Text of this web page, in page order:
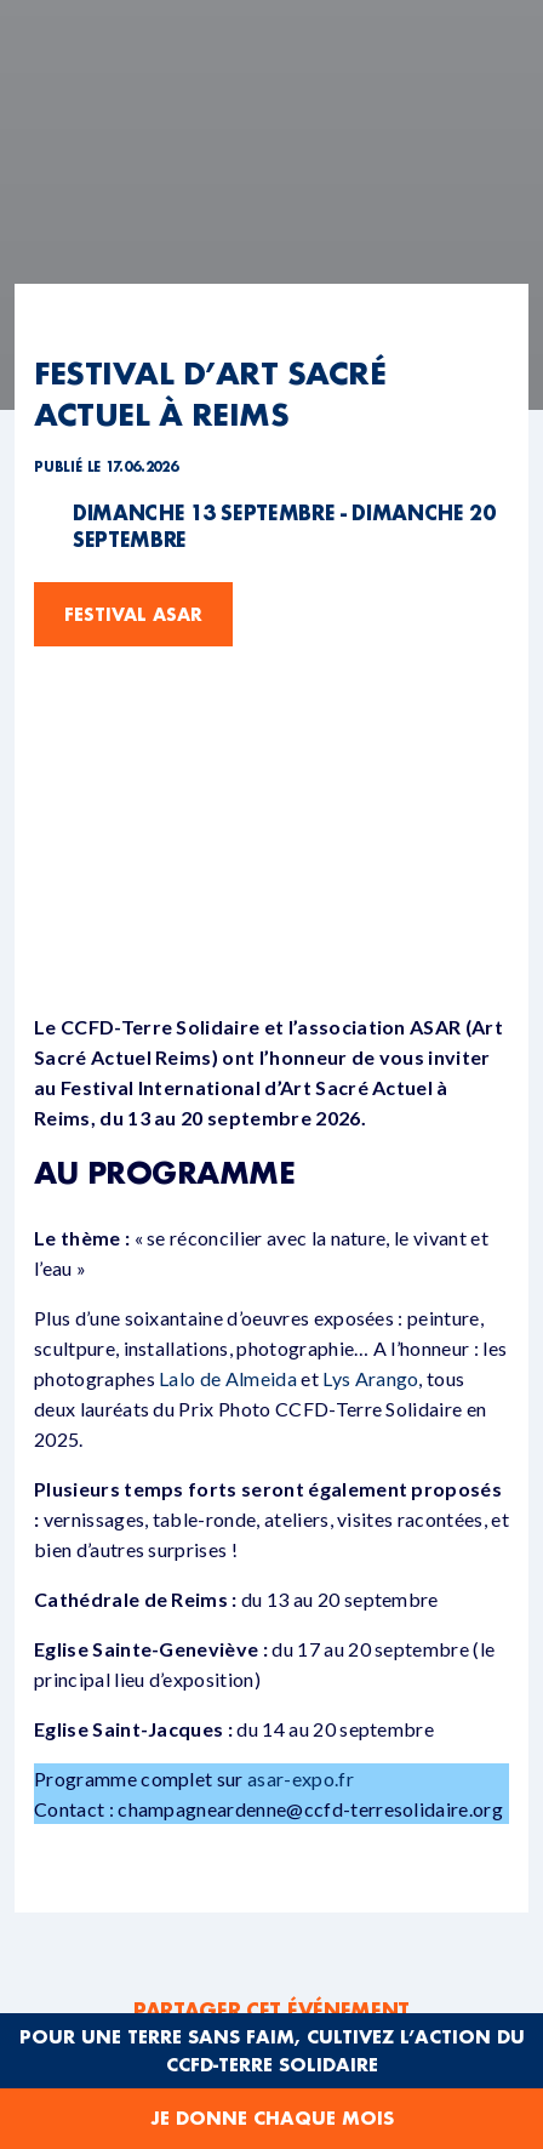
FESTIVAL D’ART SACRÉ
ACTUEL À REIMS
PUBLIÉ LE 17.06.2026
DIMANCHE 13 SEPTEMBRE - DIMANCHE 20
SEPTEMBRE
FESTIVAL ASAR
Le CCFD-Terre Solidaire et l’association ASAR (Art
Sacré Actuel Reims) ont l’honneur de vous inviter
au Festival International d’Art Sacré Actuel à
Reims, du 13 au 20 septembre 2026.
AU PROGRAMME
Le thème : « se réconcilier avec la nature, le vivant et
l’eau »
Plus d’une soixantaine d’oeuvres exposées : peinture,
scultpure, installations, photographie… A l’honneur : les
photographes Lalo de Almeidaet Lys Arango, tous
deux lauréats du Prix Photo CCFD-Terre Solidaire en
2025.
Plusieurs temps forts seront également proposés
: vernissages, table-ronde, ateliers, visites racontées, et
bien d’autres surprises !
Cathédrale de Reims :du 13 au 20 septembre
Eglise Sainte-Geneviève :du 17 au 20 septembre (le
principal lieu d’exposition)
Eglise Saint-Jacques :du 14 au 20 septembre
Programme complet surasar-expo.fr
Contact : champagneardenne@ccfd-terresolidaire.org
PARTAGER CET ÉVÉNEMENT
POUR UNE TERRE SANS FAIM, CULTIVEZ L’ACTION DU
CCFD-TERRE SOLIDAIRE
JE DONNE CHAQUE MOIS